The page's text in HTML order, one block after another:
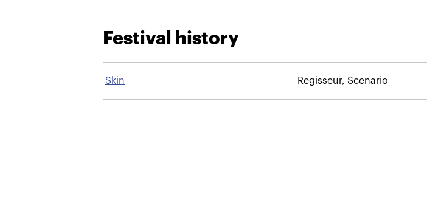
Festival history
Skin Regisseur, Scenario